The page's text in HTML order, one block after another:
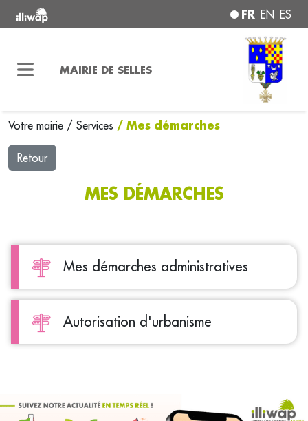
FR EN ES
MAIRIE DE SELLES
Votre mairie / Services / Mes démarches
Retour
MES DÉMARCHES
Mes démarches administratives
Autorisation d'urbanisme